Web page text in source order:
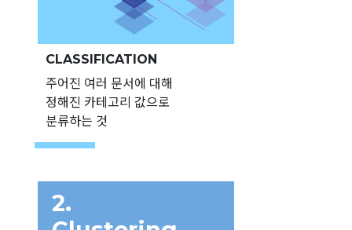
CLASSIFICATION
주어진 여러 문서에 대해
정해진 카테고리 값으로
분류하는 것
2.